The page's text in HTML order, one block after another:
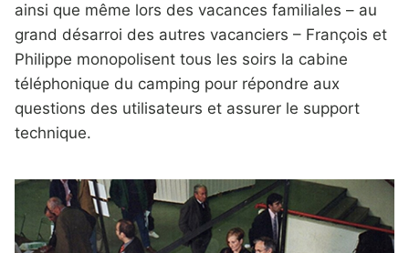
ainsi que même lors des vacances familiales – au
grand désarroi des autres vacanciers – François et
Philippe monopolisent tous les soirs la cabine
téléphonique du camping pour répondre aux
questions des utilisateurs et assurer le support
technique.